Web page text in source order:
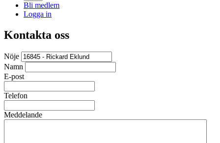
Bli medlem
Logga in
Kontakta oss
Nöje
Namn
E-post
Telefon
Meddelande